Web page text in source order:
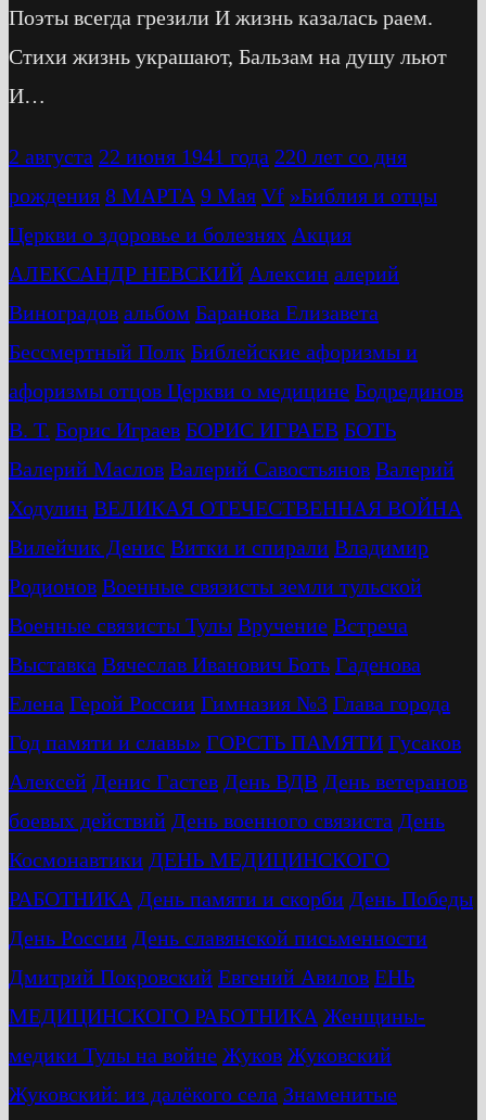
Поэты всегда грезили И жизнь казалась раем.
Стихи жизнь украшают, Бальзам на душу льют
И…
2 августа 22 июня 1941 года 220 лет со дня
рождения 8 МАРТА 9 Мая Vf »Библия и отцы
Церкви о здоровье и болезнях Акция
АЛЕКСАНДР НЕВСКИЙ Алексин алерий
Виноградов альбом Баранова Елизавета
Бессмертный Полк Библейские афоризмы и
афоризмы отцов Церкви о медицине Бодрединов
В. Т. Бориc Играев БОРИС ИГРАЕВ БОТЬ
Валерий Маслов Валерий Савостьянов Валерий
Ходулин ВЕЛИКАЯ ОТЕЧЕСТВЕННАЯ ВОЙНА
Вилейчик Денис Витки и спирали Владимир
Родионов Военные связисты земли тульской
Военные связисты Тулы Вручение Встреча
Выставка Вячеслав Иванович Боть Гаденова
Елена Герой России Гимназия №3 Глава города
Год памяти и славы» ГОРСТЬ ПАМЯТИ Гусаков
Алексей Денис Гастев День ВДВ День ветеранов
боевых действий День военного связиста День
Космонавтики ДЕНЬ МЕДИЦИНСКОГО
РАБОТНИКА День памяти и скорби День Победы
День России День славянской письменности
Дмитрий Покровский Евгений Авилов ЕНЬ
МЕДИЦИНСКОГО РАБОТНИКА Женщины-
медики Тулы на войне Жуков Жуковский
Жуковский: из далёкого села Знаменитые